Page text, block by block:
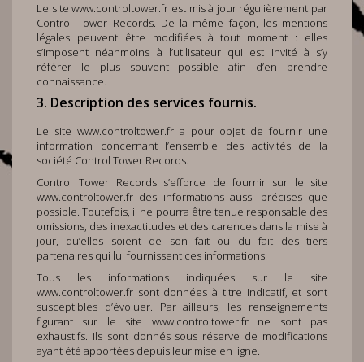
Le sitewww.controltower.fr est mis à jour régulièrement par
Control Tower Records. De la même façon, les mentions
légales peuvent être modifiées à tout moment : elles
s’imposent néanmoins à l’utilisateur qui est invité à s’y
référer le plus souvent possible afin d’en prendre
connaissance.
3. Description des services fournis.
Le site www.controltower.fra pour objet de fournir une
information concernant l’ensemble des activités de la
société Control Tower Records.
Control Tower Records s’efforce de fournir sur le site
www.controltower.fr des informations aussi précises que
possible. Toutefois, il ne pourra être tenue responsable des
omissions, des inexactitudes et des carences dans la mise à
jour, qu’elles soient de son fait ou du fait des tiers
partenaires qui lui fournissent ces informations.
Tous les informations indiquées sur le site
www.controltower.fr sont données à titre indicatif, et sont
susceptibles d’évoluer. Par ailleurs, les renseignements
figurant sur le site www.controltower.frne sont pas
exhaustifs. Ils sont donnés sous réserve de modifications
ayant été apportées depuis leur mise en ligne.